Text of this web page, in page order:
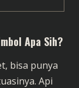
Apa Sih?
bisa punya
Api